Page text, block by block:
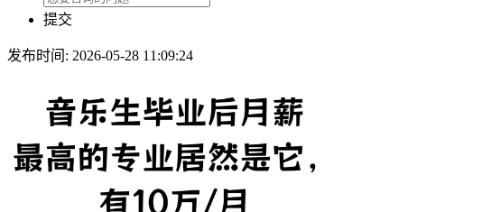
提交
发布时间: 2026-05-28 11:09:24